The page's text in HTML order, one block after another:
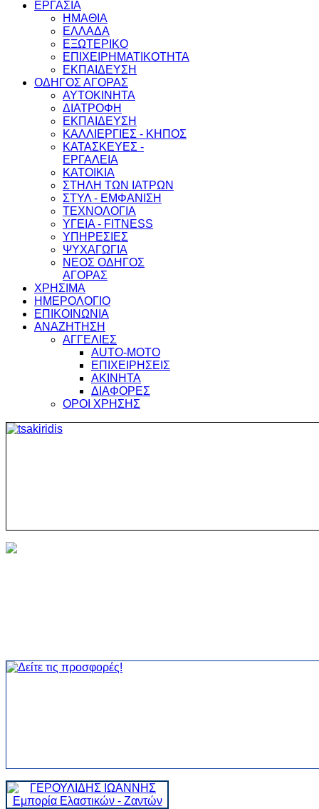
ΕΡΓΑΣΙΑ
ΗΜΑΘΙΑ
ΕΛΛΑΔΑ
ΕΞΩΤΕΡΙΚΟ
ΕΠΙΧΕΙΡΗΜΑΤΙΚΟΤΗΤΑ
ΕΚΠΑΙΔΕΥΣΗ
ΟΔΗΓΟΣ ΑΓΟΡΑΣ
ΑΥΤΟΚΙΝΗΤΑ
ΔΙΑΤΡΟΦΗ
ΕΚΠΑΙΔΕΥΣΗ
ΚΑΛΛΙΕΡΓΙΕΣ - ΚΗΠΟΣ
ΚΑΤΑΣΚΕΥΕΣ -
ΕΡΓΑΛΕΙΑ
ΚΑΤΟΙΚΙΑ
ΣΤΗΛΗ ΤΩΝ ΙΑΤΡΩΝ
ΣΤΥΛ - ΕΜΦΑΝΙΣΗ
ΤΕΧΝΟΛΟΓΙΑ
ΥΓΕΙΑ - FITNESS
ΥΠΗΡΕΣΙΕΣ
ΨΥΧΑΓΩΓΙΑ
ΝΕΟΣ ΟΔΗΓΟΣ
ΑΓΟΡΑΣ
ΧΡΗΣΙΜΑ
ΗΜΕΡΟΛΟΓΙΟ
ΕΠΙΚΟΙΝΩΝΙΑ
ΑΝΑΖΗΤΗΣΗ
ΑΓΓΕΛΙΕΣ
AUTO-MOTO
ΕΠΙΧΕΙΡΗΣΕΙΣ
ΑΚΙΝΗΤΑ
ΔΙΑΦΟΡΕΣ
ΟΡΟΙ ΧΡΗΣΗΣ